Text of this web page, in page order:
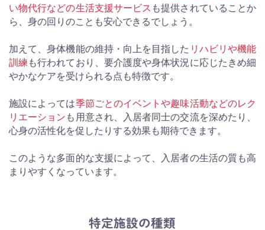
い物代行などの生活支援サービス も提供されていることか
ら、身の回りのことも安心できるでしょう。
加えて、身体機能の維持・向上を目指した リハビリや機能
訓練 も行われており、要介護度や身体状況に応じたきめ細
やかなケアを受けられる点も特徴です。
施設によっては季節ごとのイベントや趣味活動などのレク
リエーション も用意され、入居者同士の交流を深めたり、
心身の活性化を促したりする効果も期待できます。
このような多面的な支援によって、入居者の生活の質も高
まりやすくなっています。
特定施設の種類